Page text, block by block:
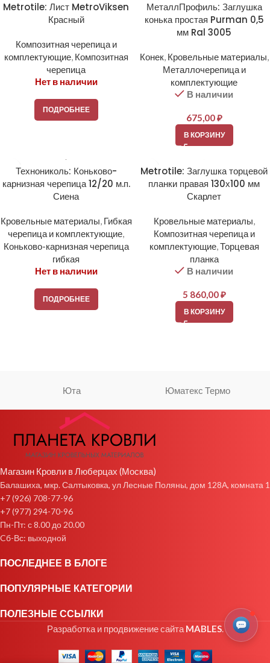
Metrotile: Лист MetroViksen
Красный
Композитная черепица и
комплектующие, Композитная
черепица
Нет в наличии
ПОДРОБНЕЕ
МеталлПрофиль: Заглушка
конька простая Purman 0,5
мм Ral 3005
Конек, Кровельные материалы,
Металлочерепица и
комплектующие
В наличии
675,00₽
В КОРЗИНУ
Технониколь: Коньково-
карнизная черепица 12/20 м.п.
Сиена
Кровельные материалы, Гибкая
черепица и комплектующие,
Коньково-карнизная черепица
гибкая
Нет в наличии
ПОДРОБНЕЕ
Metrotile: Заглушка торцевой
планки правая 130х100 мм
Скарлет
Кровельные материалы,
Композитная черепица и
комплектующие,Торцевая
планка
В наличии
5 860,00₽
В КОРЗИНУ
Юта Юматекс Термо
Магазин Кровли в Люберцах (Москва)
Балашиха, мкр. Салтыковка, ул Лесные Поляны, дом 128А, комната 1
+7 (926) 708-77-96
+7 (977) 294-70-96
Пн-Пт: с 8.00 до 20.00
Cб-Вс: выходной
ПОСЛЕДНЕЕ В БЛОГЕ
ПОПУЛЯРНЫЕ КАТЕГОРИИ
ПОЛЕЗНЫЕ ССЫЛКИ
Разработка и продвижение сайтаMABLES.